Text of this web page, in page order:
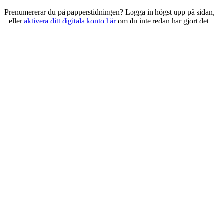
Prenumererar du på papperstidningen? Logga in högst upp på sidan,
elleraktivera ditt digitala konto härom du inte redan har gjort det.